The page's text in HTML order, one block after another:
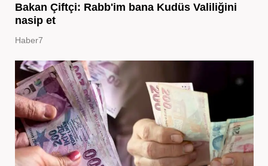
Bakan Çiftçi: Rabb'im bana Kudüs Valiliğini
nasip et
Haber7